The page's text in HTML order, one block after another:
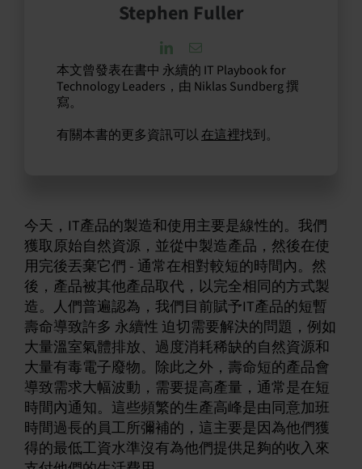
Stephen Fuller
本文曾發表在書中 永續的 IT Playbook for
Technology Leaders，由 Niklas Sundberg 撰
寫。
有關本書的更多資訊可以在這裡找到。
今天，IT產品的製造和使用主要是線性的。我們
獲取原始自然資源，並從中製造產品，然後在使
用完後丟棄它們 - 通常在相對較短的時間內。然
後，產品被其他產品取代，以完全相同的方式製
造。人們普遍認為，我們目前賦予IT產品的短暫
壽命導致許多 永續性 迫切需要解決的問題，例如
大量溫室氣體排放、過度消耗稀缺的自然資源和
大量有毒電子廢物。除此之外，壽命短的產品會
導致需求大幅波動，需要提高產量，通常是在短
時間內通知。這些頻繁的生產高峰是由同意加班
時間過長的員工所彌補的，這主要是因為他們獲
得的最低工資水準沒有為他們提供足夠的收入來